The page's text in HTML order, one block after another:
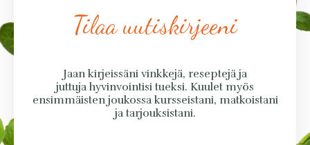
Tilaa uutiskirjeeni
Jaan kirjeissäni vinkkejä, reseptejä ja
juttuja hyvinvointisi tueksi. Kuulet myös
ensimmäisten joukossa kursseistani, matkoistani
ja tarjouksistani.